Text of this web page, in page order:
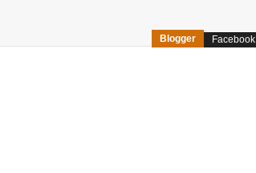
Blogger Facebook